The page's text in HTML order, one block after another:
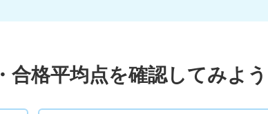
合格平均点を確認してみよう